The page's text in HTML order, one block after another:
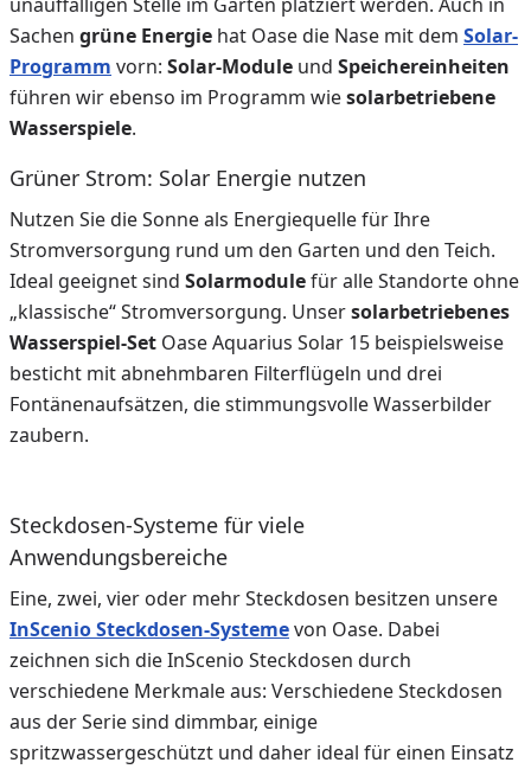
Sachen grüne Energie hat Oase die Nase mit dem Solar-
Programm vorn: Solar-Module und Speichereinheiten
führen wir ebenso im Programm wiesolarbetriebene
Wasserspiele.
Grüner Strom: Solar Energie nutzen
Nutzen Sie die Sonne als Energiequelle für Ihre
Stromversorgung rund um den Garten und den Teich.
Ideal geeignet sind Solarmodulefür alle Standorte ohne
„klassische“ Stromversorgung. Unsersolarbetriebenes
Wasserspiel-Set Oase Aquarius Solar 15 beispielsweise
besticht mit abnehmbaren Filterflügeln und drei
Fontänenaufsätzen, die stimmungsvolle Wasserbilder
zaubern.
Steckdosen-Systeme für viele
Anwendungsbereiche
Eine, zwei, vier oder mehr Steckdosen besitzen unsere
InScenio Steckdosen-Systemevon Oase. Dabei
zeichnen sich die InScenio Steckdosen durch
verschiedene Merkmale aus: Verschiedene Steckdosen
aus der Serie sind dimmbar, einige
spritzwassergeschützt und daher ideal für einen Einsatz